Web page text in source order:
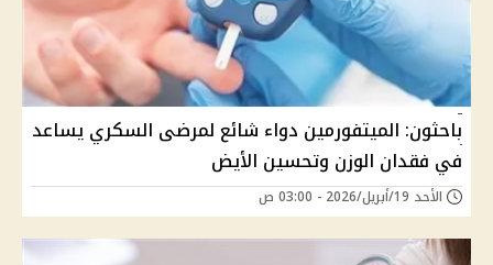
باحثون: الميتفورمين دواء شائع لمرضى السكري يساعد
في فقدان الوزن وتحسين الأيض
الأحد 19/أبريل/2026 - 03:00 ص